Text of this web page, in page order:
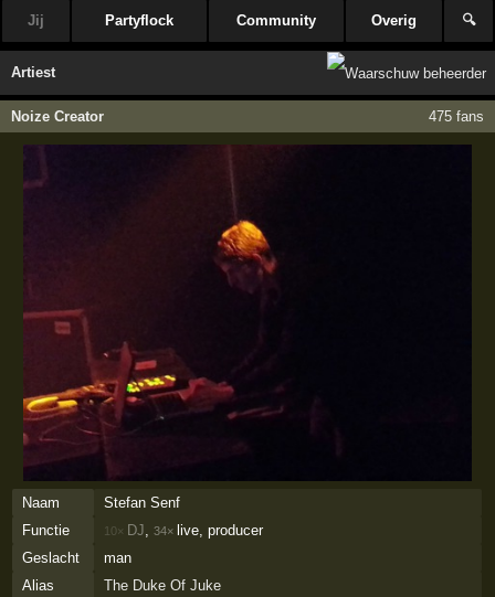
Jij Partyflock Community Overig 🔍
Artiest
Noize Creator 475 fans
Naam
Stefan Senf
Functie
10× DJ, 34× live, producer
Geslacht
man
Alias
The Duke Of Juke